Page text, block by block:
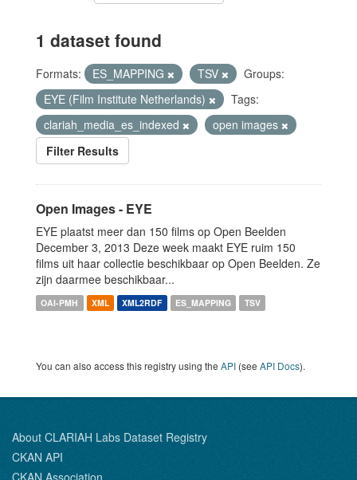
1 dataset found
Formats: ES_MAPPING TSV
Groups:
EYE (Film Institute Netherlands)
Tags:
clariah_media_es_indexed
open images
Filter Results
Open Images - EYE
EYE plaatst meer dan 150 films op Open Beelden
December 3, 2013 Deze week maakt EYE ruim 150
films uit haar collectie beschikbaar op Open Beelden. Ze
zijn daarmee beschikbaar...
OAI-PMH XML XML2RDF ES_MAPPING TSV
You can also access this registry using the API (see API Docs).
About CLARIAH Labs Dataset Registry
CKAN API
CKAN Association